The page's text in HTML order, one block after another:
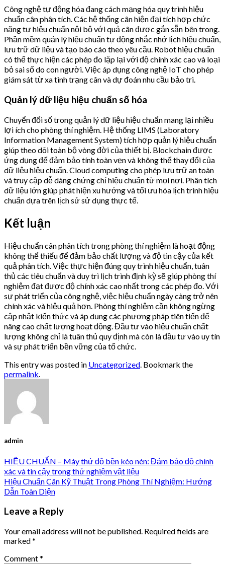
Công nghệ tự động hóa đang cách mạng hóa quy trình hiệu
chuẩn cân phân tích. Các hệ thống cân hiện đại tích hợp chức
năng tự hiệu chuẩn nội bộ với quả cân được gắn sẵn bên trong.
Phần mềm quản lý hiệu chuẩn tự động nhắc nhở lịch hiệu chuẩn,
lưu trữ dữ liệu và tạo báo cáo theo yêu cầu. Robot hiệu chuẩn
có thể thực hiện các phép đo lặp lại với độ chính xác cao và loại
bỏ sai số do con người. Việc áp dụng công nghệ IoT cho phép
giám sát từ xa tình trạng cân và dự đoán nhu cầu bảo trì.
Quản lý dữ liệu hiệu chuẩn số hóa
Chuyển đổi số trong quản lý dữ liệu hiệu chuẩn mang lại nhiều
lợi ích cho phòng thí nghiệm. Hệ thống LIMS (Laboratory
Information Management System) tích hợp quản lý hiệu chuẩn
giúp theo dõi toàn bộ vòng đời của thiết bị. Blockchain được
ứng dụng để đảm bảo tính toàn vẹn và không thể thay đổi của
dữ liệu hiệu chuẩn. Cloud computing cho phép lưu trữ an toàn
và truy cập dễ dàng chứng chỉ hiệu chuẩn từ mọi nơi. Phân tích
dữ liệu lớn giúp phát hiện xu hướng và tối ưu hóa lịch trình hiệu
chuẩn dựa trên lịch sử sử dụng thực tế.
Kết luận
Hiệu chuẩn cân phân tích trong phòng thí nghiệm là hoạt động
không thể thiếu để đảm bảo chất lượng và độ tin cậy của kết
quả phân tích. Việc thực hiện đúng quy trình hiệu chuẩn, tuân
thủ các tiêu chuẩn và duy trì lịch trình định kỳ sẽ giúp phòng thí
nghiệm đạt được độ chính xác cao nhất trong các phép đo. Với
sự phát triển của công nghệ, việc hiệu chuẩn ngày càng trở nên
chính xác và hiệu quả hơn. Phòng thí nghiệm cần không ngừng
cập nhật kiến thức và áp dụng các phương pháp tiên tiến để
nâng cao chất lượng hoạt động. Đầu tư vào hiệu chuẩn chất
lượng không chỉ là tuân thủ quy định mà còn là đầu tư vào uy tín
và sự phát triển bền vững của tổ chức.
This entry was posted in Uncategorized. Bookmark the
permalink.
admin
HIỆU CHUẨN – Máy thử độ bền kéo nén: Đảm bảo độ chính
xác và tin cậy trong thử nghiệm vật liệu
Hiệu Chuẩn Cân Kỹ Thuật Trong Phòng Thí Nghiệm: Hướng
Dẫn Toàn Diện
Leave a Reply
Your email address will not be published. Required fields are
marked*
Comment*